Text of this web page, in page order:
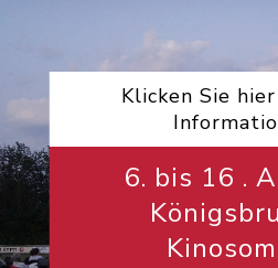
Klicken Sie
6. bis 16 .